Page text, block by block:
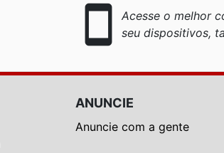
smartphone
Acesse o melhor
seu dispositivos,
ANUNCIE
Anuncie com a gente